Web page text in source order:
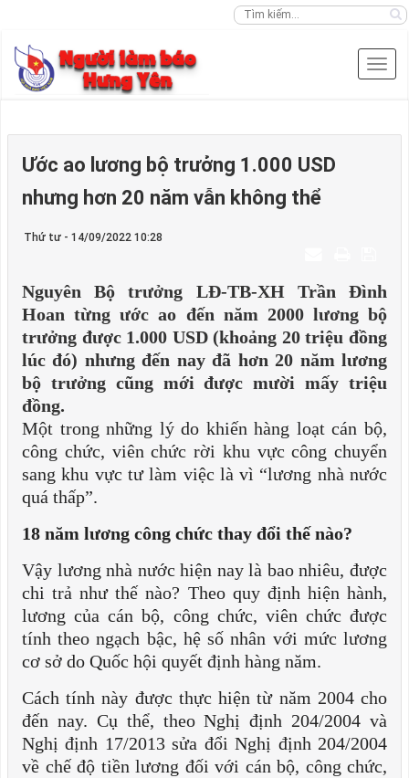
Ước ao lương bộ trưởng 1.000 USD
nhưng hơn 20 năm vẫn không thể
Thứ tư - 14/09/2022 10:28
Nguyên Bộ trưởng LĐ-TB-XH Trần Đình
Hoan từng ước ao đến năm 2000 lương bộ
trưởng được 1.000 USD (khoảng 20 triệu đồng
lúc đó) nhưng đến nay đã hơn 20 năm lương
bộ trưởng cũng mới được mười mấy triệu
đồng.
Một trong những lý do khiến hàng loạt cán bộ,
công chức, viên chức rời khu vực công chuyển
sang khu vực tư làm việc là vì “lương nhà nước
quá thấp”.
18 năm lương công chức thay đổi thế nào?
Vậy lương nhà nước hiện nay là bao nhiêu, được
chi trả như thế nào? Theo quy định hiện hành,
lương của cán bộ, công chức, viên chức được
tính theo ngạch bậc, hệ số nhân với mức lương
cơ sở do Quốc hội quyết định hàng năm.
Cách tính này được thực hiện từ năm 2004 cho
đến nay. Cụ thể, theo Nghị định 204/2004 và
Nghị định 17/2013 sửa đổi Nghị định 204/2004
về chế độ tiền lương đối với cán bộ, công chức,